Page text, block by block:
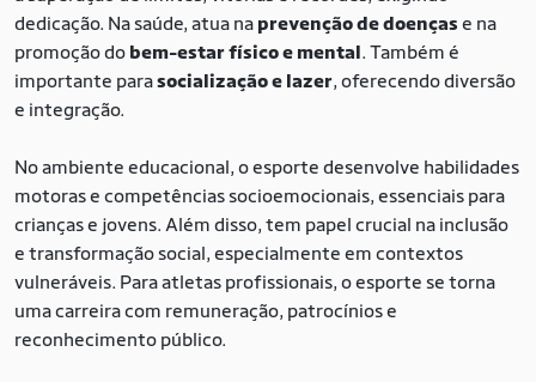
dedicação. Na saúde, atua na prevenção de doenças e na
promoção do bem-estar físico e mental. Também é
importante parasocialização e lazer, oferecendo diversão
e integração.
No ambiente educacional, o esporte desenvolve habilidades
motoras e competências socioemocionais, essenciais para
crianças e jovens. Além disso, tem papel crucial na inclusão
e transformação social, especialmente em contextos
vulneráveis. Para atletas profissionais, o esporte se torna
uma carreira com remuneração, patrocínios e
reconhecimento público.